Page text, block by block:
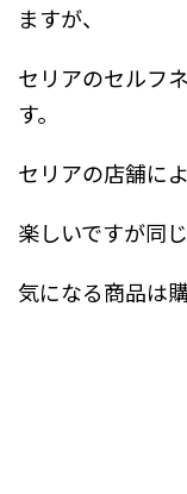
ますが、
セリアのセルフ
す。
セリアの店舗に
楽しいですが同
気になる商品は